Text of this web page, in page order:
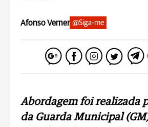
Afonso Verner @Siga-me
Abordagem foi realizada
da Guarda Municipal